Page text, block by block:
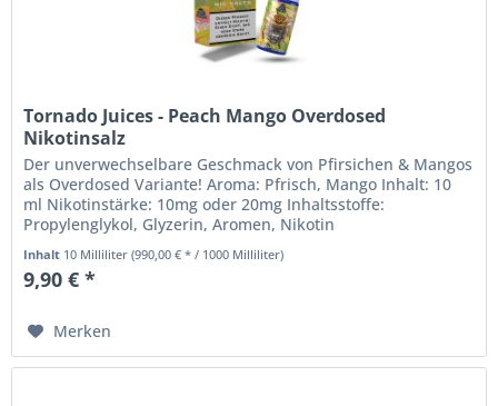
Tornado Juices - Peach Mango Overdosed
Nikotinsalz
Der unverwechselbare Geschmack von Pfirsichen & Mangos
als Overdosed Variante! Aroma: Pfrisch, Mango Inhalt: 10
ml Nikotinstärke: 10mg oder 20mg Inhaltsstoffe:
Propylenglykol, Glyzerin, Aromen, Nikotin
Sicherheitshinweise: Nikotin...
Inhalt 10 Milliliter(990,00 € * / 1000 Milliliter)
9,90 € *
Merken